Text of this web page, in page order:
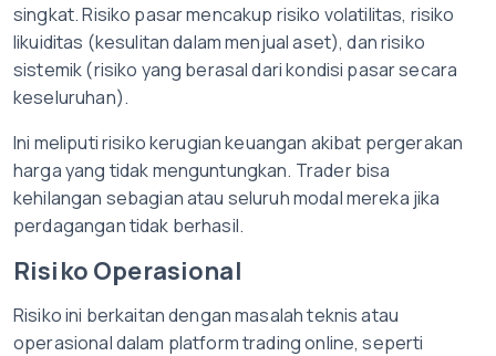
singkat. Risiko pasar mencakup risiko volatilitas, risiko
likuiditas (kesulitan dalam menjual aset), dan risiko
sistemik (risiko yang berasal dari kondisi pasar secara
keseluruhan).
Ini meliputi risiko kerugian keuangan akibat pergerakan
harga yang tidak menguntungkan. Trader bisa
kehilangan sebagian atau seluruh modal mereka jika
perdagangan tidak berhasil.
Risiko Operasional
Risiko ini berkaitan dengan masalah teknis atau
operasional dalam platform trading online, seperti